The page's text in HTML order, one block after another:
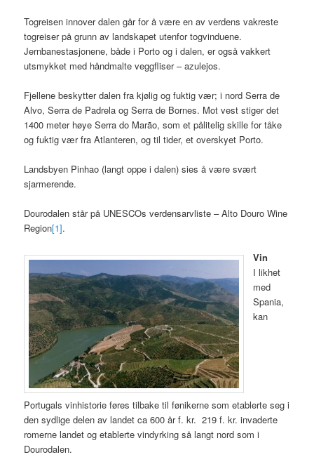
Togreisen innover dalen går for å være en av verdens vakreste
togreiser på grunn av landskapet utenfor togvinduene.
Jernbanestasjonene, både i Porto og i dalen, er også vakkert
utsmykket med håndmalte veggfliser – azulejos.
Fjellene beskytter dalen fra kjølig og fuktig vær; i nord Serra de
Alvo, Serra de Padrela og Serra de Bornes. Mot vest stiger det
1400 meter høye Serra do Marão, som et pålitelig skille for tåke
og fuktig vær fra Atlanteren, og til tider, et overskyet Porto.
Landsbyen Pinhao (langt oppe i dalen) sies å være svært
sjarmerende.
Dourodalen står på UNESCOs verdensarvliste – Alto Douro Wine
Region[1].
Vin
I likhet
med
Spania,
kan
Portugals vinhistorie føres tilbake til fønikerne som etablerte seg i
den sydlige delen av landet ca 600 år f. kr. 219 f. kr. invaderte
romerne landet og etablerte vindyrking så langt nord som i
Dourodalen.